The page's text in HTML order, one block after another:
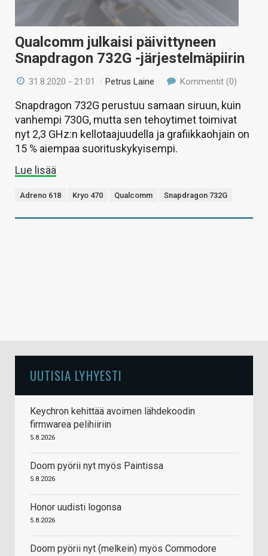
HAKU
Qualcomm julkaisi päivittyneen
Snapdragon 732G -järjestelmäpiirin
31.8.2020 - 21:01 /Petrus Laine Kommentit (0)
Snapdragon 732G perustuu samaan siruun, kuin
vanhempi 730G, mutta sen tehoytimet toimivat
nyt 2,3 GHz:n kellotaajuudella ja grafiikkaohjain on
15 % aiempaa suorituskykyisempi.
Lue lisää
Adreno 618 Kryo 470 Qualcomm Snapdragon 732G
UUTISIA LYHYESTI
Keychron kehittää avoimen lähdekoodin
firmwarea pelihiiriin
5.8.2026
Doom pyörii nyt myös Paintissa
5.8.2026
Honor uudisti logonsa
5.8.2026
Doom pyörii nyt (melkein) myös Commodore